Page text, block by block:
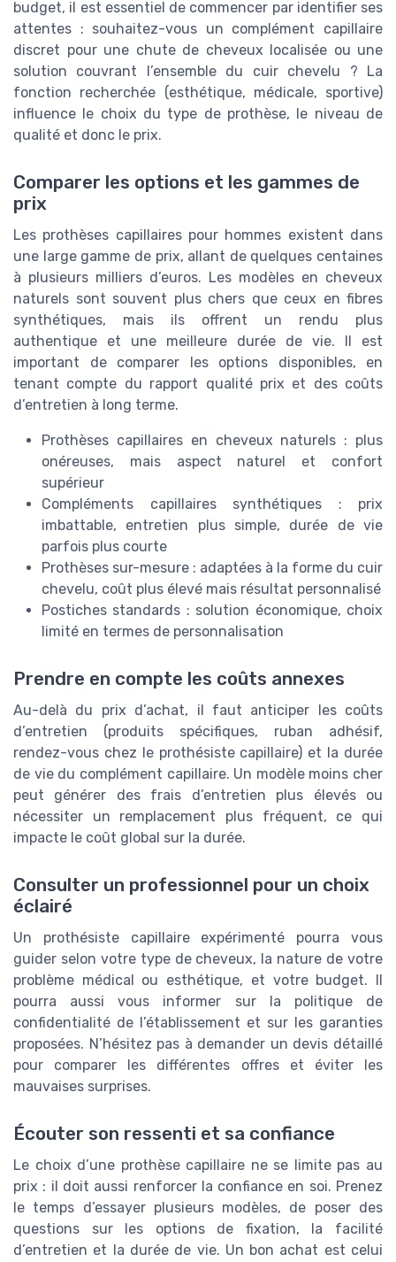
budget, il est essentiel de commencer par identifier ses
attentes : souhaitez-vous un complément capillaire
discret pour une chute de cheveux localisée ou une
solution couvrant l’ensemble du cuir chevelu ? La
fonction recherchée (esthétique, médicale, sportive)
influence le choix du type de prothèse, le niveau de
qualité et donc le prix.
Comparer les options et les gammes de
prix
Les prothèses capillaires pour hommes existent dans
une large gamme de prix, allant de quelques centaines
à plusieurs milliers d’euros. Les modèles en cheveux
naturels sont souvent plus chers que ceux en fibres
synthétiques, mais ils offrent un rendu plus
authentique et une meilleure durée de vie. Il est
important de comparer les options disponibles, en
tenant compte du rapport qualité prix et des coûts
d’entretien à long terme.
Prothèses capillaires en cheveux naturels : plus
onéreuses, mais aspect naturel et confort
supérieur
Compléments capillaires synthétiques : prix
imbattable, entretien plus simple, durée de vie
parfois plus courte
Prothèses sur-mesure : adaptées à la forme du cuir
chevelu, coût plus élevé mais résultat personnalisé
Postiches standards : solution économique, choix
limité en termes de personnalisation
Prendre en compte les coûts annexes
Au-delà du prix d’achat, il faut anticiper les coûts
d’entretien (produits spécifiques, ruban adhésif,
rendez-vous chez le prothésiste capillaire) et la durée
de vie du complément capillaire. Un modèle moins cher
peut générer des frais d’entretien plus élevés ou
nécessiter un remplacement plus fréquent, ce qui
impacte le coût global sur la durée.
Consulter un professionnel pour un choix
éclairé
Un prothésiste capillaire expérimenté pourra vous
guider selon votre type de cheveux, la nature de votre
problème médical ou esthétique, et votre budget. Il
pourra aussi vous informer sur la politique de
confidentialité de l’établissement et sur les garanties
proposées. N’hésitez pas à demander un devis détaillé
pour comparer les différentes offres et éviter les
mauvaises surprises.
Écouter son ressenti et sa confiance
Le choix d’une prothèse capillaire ne se limite pas au
prix : il doit aussi renforcer la confiance en soi. Prenez
le temps d’essayer plusieurs modèles, de poser des
questions sur les options de fixation, la facilité
d’entretien et la durée de vie. Un bon achat est celui